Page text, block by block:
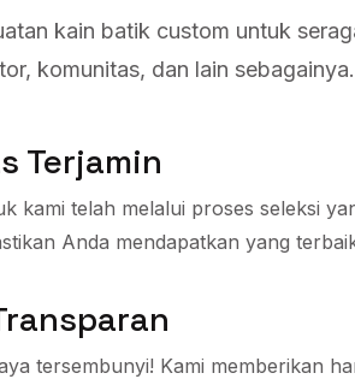
kain batik custom untuk
komunitas, dan lain sebagainya.
Terjamin
kami telah melalui proses seleksi
Anda mendapatkan yang
tersembunyi! Kami memberikan